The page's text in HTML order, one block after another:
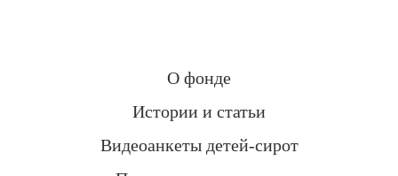
О фонде
Истории и статьи
Видеоанкеты детей-сирот